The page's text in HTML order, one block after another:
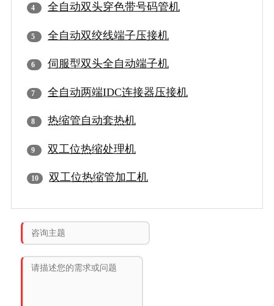
全自动双头穿色带号码管机
全自动双绞线端子压接机
伺服型双头全自动端子机
全自动两端IDC连接器压接机
热缩管自动套热机
双工位热缩处理机
双工位热缩管加工机